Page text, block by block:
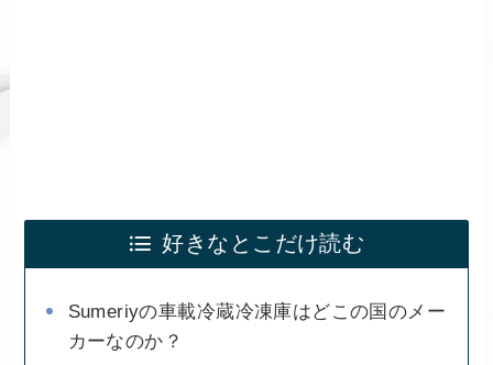
好きなとこだけ読む
Sumeriyの車載冷蔵冷凍庫はどこの国のメー
カーなのか？